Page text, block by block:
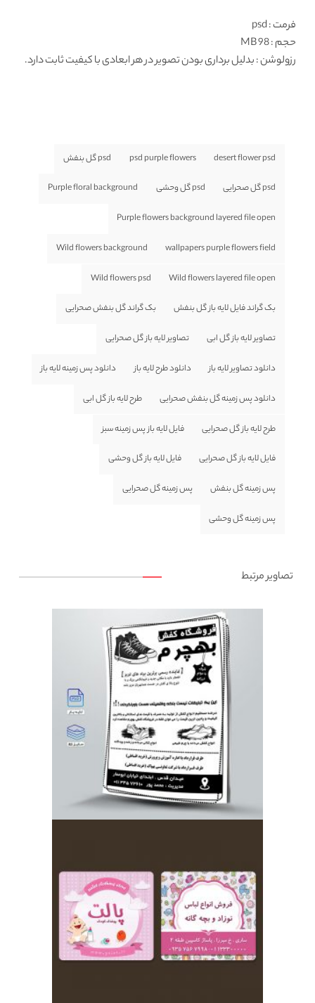
فرمت: psd
حجم : 98 MB
رزولوشن: بدلیل برداری بودن تصویر در هر ابعادی با کیفیت ثابت دارد.
desert flower psd
psd purple flowers psd گل بنفش
psd گل صحرایی psd گل وحشی Purple floral background
Purple flowers background layered file open
wallpapers purple flowers field
Wild flowers background
Wild flowers layered file open
Wild flowers psd
بک گراند فایل لایه باز گل بنفش بک گراند گل بنفش صحرایی
تصاویر لایه باز گل ابی تصاویر لایه باز گل صحرایی
دانلود تصاویر لایه باز دانلود طرح لایه باز دانلود پس زمینه لایه باز
دانلود پس زمینه گل بنفش صحرایی طرح لایه باز گل ابی
طرح لایه باز گل صحرایی فایل لایه باز پس زمینه سبز
فایل لایه باز گل صحرایی فایل لایه باز گل وحشی
پس زمینه گل بنفش پس زمینه گل صحرایی
پس زمینه گل وحشی
تصاویر مرتبط